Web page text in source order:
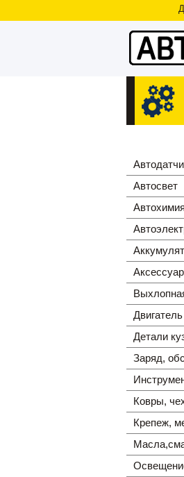
Автосвет
Двигатель
Детали
Заряд,
Ковры,
Крепеж,